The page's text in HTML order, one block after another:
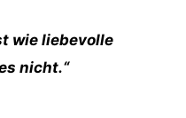
wie liebevolle
nicht.“